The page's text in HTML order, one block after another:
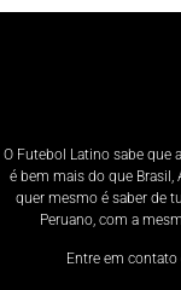
O Futebol Latino sabe que
é bem mais do que
quer mesmo é saber de
Peruano, com a
Entre em contato